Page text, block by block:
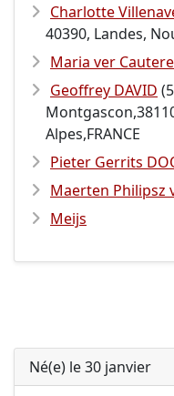
Charlotte
40390, Landes,
Maria ver
Geoffrey DAVID
Alpes,FRANCE
Pieter Gerrits
Maerten Philipsz
Meijs
Né(e) le 30 janvier